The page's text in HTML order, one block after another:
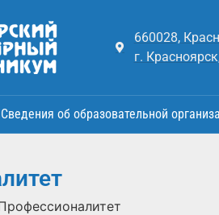
660028,
г.
Сведения об образовательной